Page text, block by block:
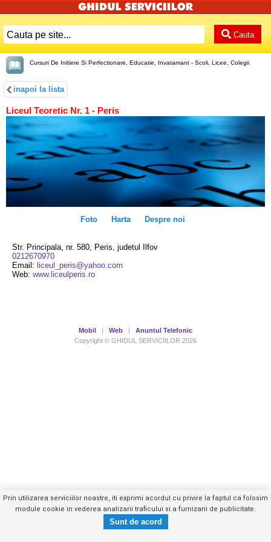
Cauta
Cursuri De Initiere Si Perfectionare, Educatie, Invatamant - Scoli, Licee, Colegii
inapoi la lista
Liceul Teoretic Nr. 1 - Peris
Foto Harta Despre noi
Str. Principala, nr. 580, Peris, judetul Ilfov
0212670970
Email: liceul_peris@yahoo.com
Web: www.liceulperis.ro
Trimite mesaj privat
Mobil | Web | Anuntul Telefonic
Copyright © GHIDUL SERVICIILOR 2026
Prin utilizarea serviciilor noastre, iti exprimi acordul cu privire la faptul ca folosim
module cookie in vederea analizarii traficului si a furnizarii de publicitate.